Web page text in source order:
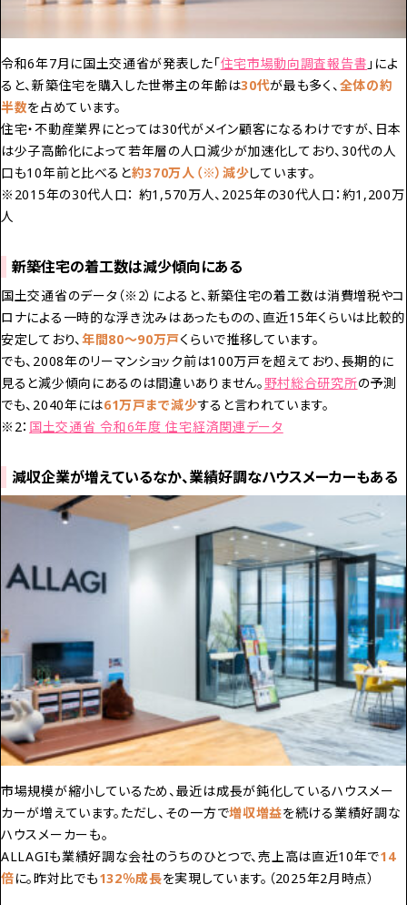
令和6年7月に国土交通省が発表した「住宅市場動向調査報告書 」によ
ると、新築住宅を購入した世帯主の年齢は30代が最も多く、全体の約
半数を占めています。
住宅・不動産業界にとっては30代がメイン顧客になるわけですが、日本
は少子高齢化によって若年層の人口減少が加速化しており、30代の人
口も10年前と比べると約370万人（※）減少しています。
※2015年の30代人口： 約1,570万人、2025年の30代人口：約1,200万
人
新築住宅の着工数は減少傾向にある
国土交通省のデータ（※2）によると、新築住宅の着工数は消費増税やコ
ロナによる一時的な浮き沈みはあったものの、直近15年くらいは比較的
安定しており、年間80～90万戸くらいで推移しています。
でも、2008年のリーマンショック前は100万戸を超えており、長期的に
見ると減少傾向にあるのは間違いありません。野村総合研究所の予測
でも、2040年には61万戸まで減少すると言われています。
※2： 国土交通省 令和6年度 住宅経済関連データ
減収企業が増えているなか、業績好調なハウスメーカーもある
市場規模が縮小しているため、最近は成長が鈍化しているハウスメー
カーが増えています。ただし、その一方で増収増益を続ける業績好調な
ハウスメーカーも。
ALLAGIも業績好調な会社のうちのひとつで、売上高は直近10年で14
倍に。昨対比でも132％成長を実現しています。（2025年2月時点）